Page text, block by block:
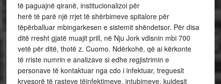
të paguajnë qiranë, institucionalizoi për
herë të parë një rrjet të shërbimeve spitalore për
tëpërballuar mbingarkesen e sistemit shëndetsor. Për disa
ditë rresht gjatë muajit prill, në Nju Jork vdisnin mbi 700
vetë për ditë, thotë z. Cuomo. Ndërkohë, që ai kërkonte
të rriste numrin e analizave si edhe regjistrimin e
personave të kontaktuar nga cdo i infektuar, treguesit
kryesorë të rasteve tëinfektimeve, intubimeve, kujdesit